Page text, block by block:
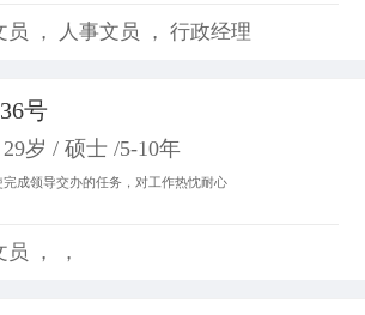
为行动准则。。
员 ， 人事文员 ， 行政经理
号
岁 / 硕士 /5-10年
完成领导交办的任务，对工作热忱耐心
， ，